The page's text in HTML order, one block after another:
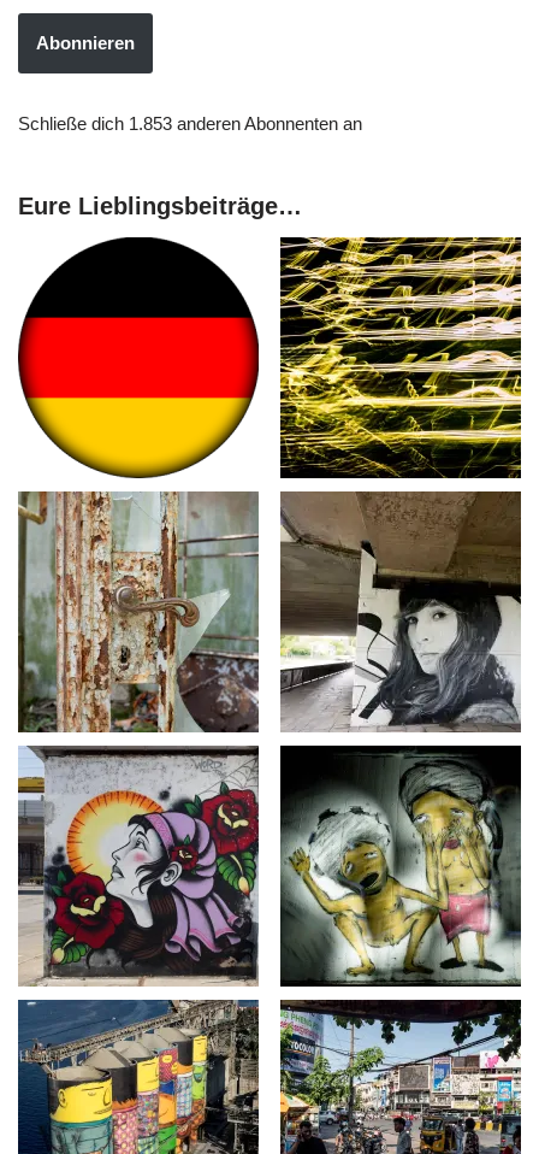
Abonnieren
Schließe dich 1.853 anderen Abonnenten an
Eure Lieblingsbeiträge…